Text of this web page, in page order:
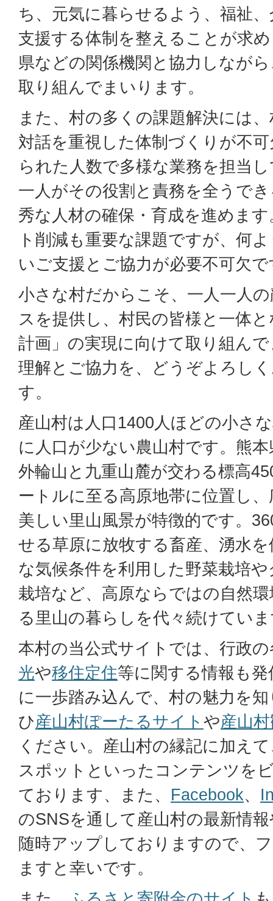
ち、元気に暮らせるよう、福祉
支援する体制を整えることが求
県などの関係機関と協力しなが
取り組んでまいります。
また、村の多くの課題解決には
対話を重視した体制づくりが不
られた人数で多様な業務を担当
一人がその役割と責務を全うで
秀な人材の確保・育成を進めま
ト削減も重要な課題ですが、何
いご支援とご協力が必要不可欠で
小さな村だからこそ、一人一人
スを提供し、村民の皆様と一体
計画」の実現に向けて取り組ん
理解とご協力を、どうぞよろし
す。
産山村は人口1400人ほどの小さ
に人口が少ない農山村です。熊
外輪山と九重山麓が交わる標高
ートルに至る高原地帯に位置し
美しい里山風景が特徴的です。
せる草原に放牧する畜産、湧水
な気候条件を利用した野菜栽培
栽培など、高原ならではの自然
る里山の暮らしを代々続けてい
本村の当公式サイトでは、行政
光や移住定住等に関する情報も
に一歩踏み込んで、村の魅力を
ひ産山村ぽーたるサイト や産山
ください。産山村の縁記に加え
スポットといったコンテンツを
ております、また、 Facebook、
のSNSを通して産山村の最新情
随時アップしておりますので、
ますと幸いです。